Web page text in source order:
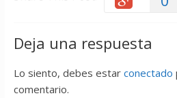
Deja una respuesta
Lo siento, debes estar conectado
comentario.